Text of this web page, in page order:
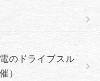
のドライブスル
）